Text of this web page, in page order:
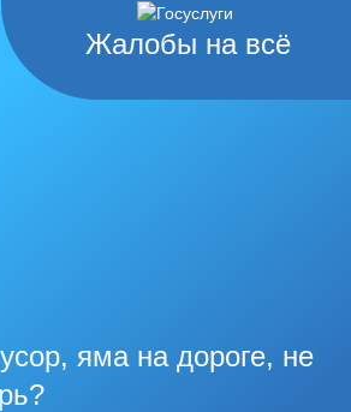
Жалобы на всё
яма на дороге, не